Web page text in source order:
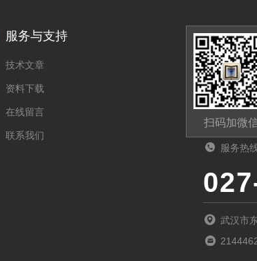
服务与支持
技术文章
资料下载
在线留言
联系我们
扫码加微
服务热
武汉市